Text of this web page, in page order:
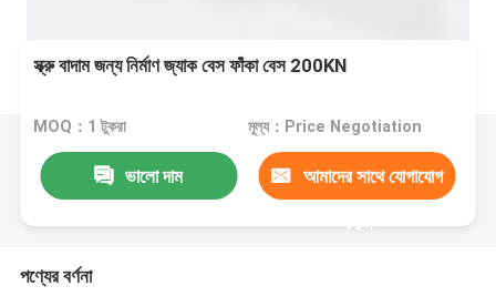
স্ক্রু বাদাম জন্য নির্মাণ জ্যাক বেস ফাঁকা বেস 200KN
MOQ：1 টুকরা মূল্য：Price Negotiation
ভালো দাম আমাদের সাথে যোগাযোগ
করুন
পণ্যের বর্ণনা